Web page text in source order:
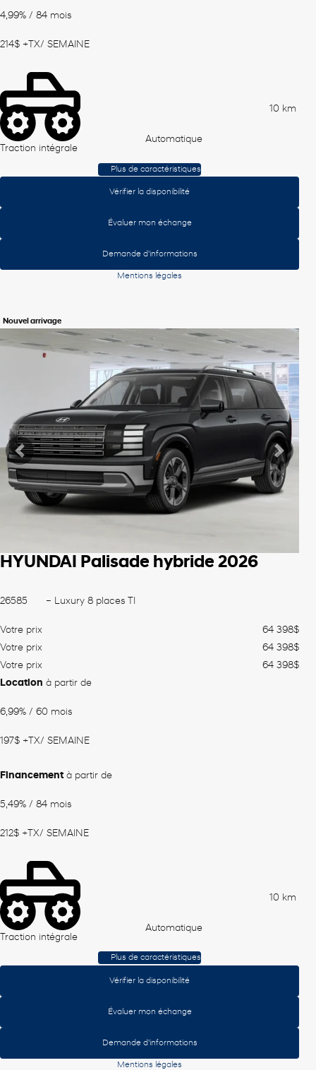
4,99% / 84 mois
214$ +TX/ SEMAINE
Traction intégrale
Automatique
10 km
Plus de caractéristiques
Vérifier la disponibilité
Évaluer mon échange
Demande d'informations
Mentions légales
Nouvel arrivage
Voir plus de photos
Précédent
HYUNDAI Palisade hybride 2026
26585 – Luxury 8 places TI
Votre prix 64 398$
Votre prix
64 398$
Votre prix
64 398$
Location à partir de
6,99% / 60 mois
197$ +TX/ SEMAINE
Financement à partir de
5,49% / 84 mois
212$ +TX/ SEMAINE
Traction intégrale
Automatique
10 km
Plus de caractéristiques
Vérifier la disponibilité
Évaluer mon échange
Demande d'informations
Mentions légales